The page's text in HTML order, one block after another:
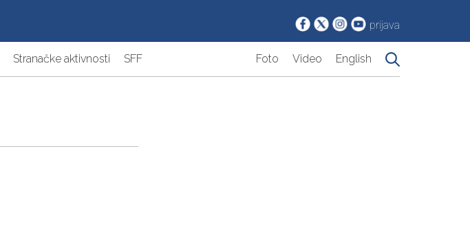
prijava
Stranačke aktivnosti SFF Foto Video English